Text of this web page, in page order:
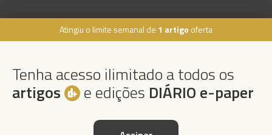
Atingiu o limite semanal de 1 artigo oferta
Tenha acesso ilimitado a todos os
artigos e edições DIÁRIO e-paper
291 202 300
Instale a nossa App
Podcasts ×